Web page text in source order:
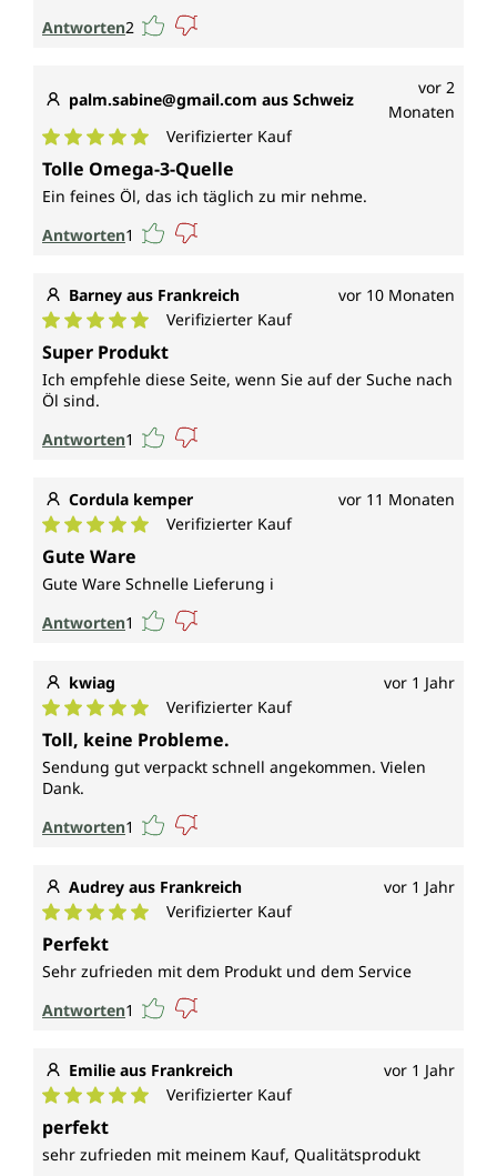
Antworten2
palm.sabine@gmail.com aus Schweiz
vor 2
Monaten
Durchschnittliche Bewertung von 5 von 5 Sternen
Verifizierter Kauf
Tolle Omega-3-Quelle
Ein feines Öl, das ich täglich zu mir nehme.
Antworten1
Barney aus Frankreich vor 10 Monaten
Durchschnittliche Bewertung von 5 von 5 Sternen
Verifizierter Kauf
Super Produkt
Ich empfehle diese Seite, wenn Sie auf der Suche nach
Öl sind.
Antworten1
Cordula kemper vor 11 Monaten
Durchschnittliche Bewertung von 5 von 5 Sternen
Verifizierter Kauf
Gute Ware
Gute Ware Schnelle Lieferung i
Antworten1
kwiag vor 1 Jahr
Durchschnittliche Bewertung von 5 von 5 Sternen
Verifizierter Kauf
Toll, keine Probleme.
Sendung gut verpackt schnell angekommen. Vielen
Dank.
Antworten1
Audrey aus Frankreich vor 1 Jahr
Durchschnittliche Bewertung von 5 von 5 Sternen
Verifizierter Kauf
Perfekt
Sehr zufrieden mit dem Produkt und dem Service
Antworten1
Emilie aus Frankreich vor 1 Jahr
Durchschnittliche Bewertung von 5 von 5 Sternen
Verifizierter Kauf
perfekt
sehr zufrieden mit meinem Kauf, Qualitätsprodukt